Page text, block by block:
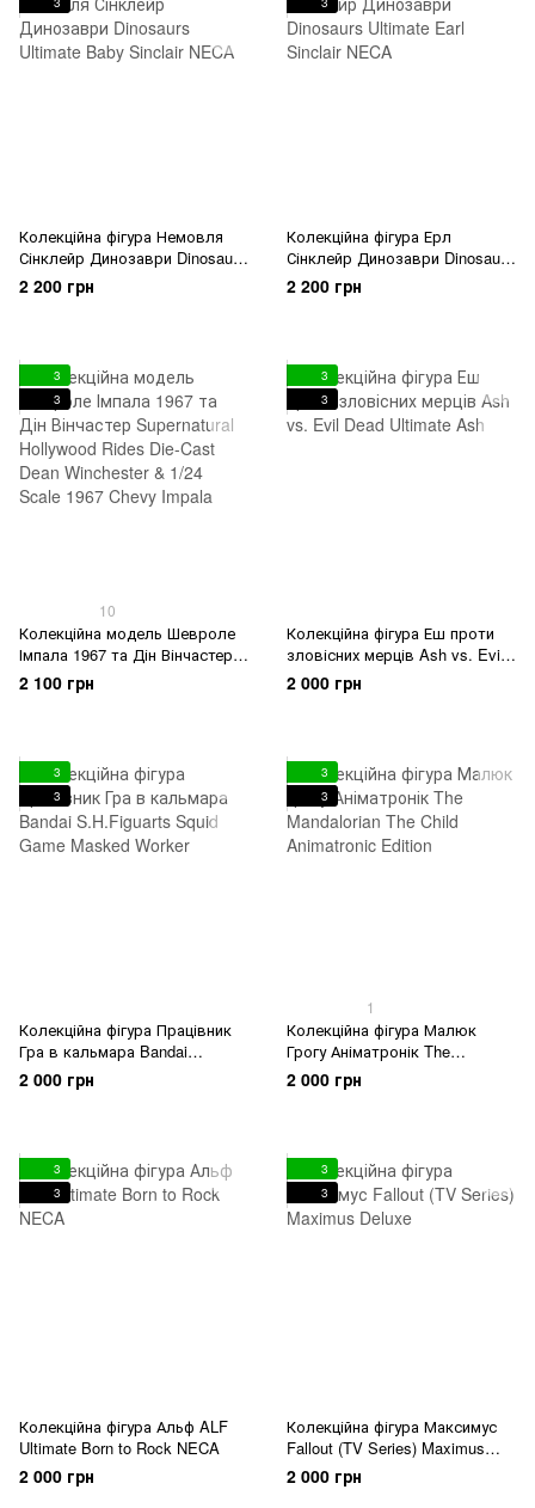
Колекційна фігура Немовля
Сінклейр Динозаври Dinosaurs
Ultimate Baby Sinclair NECA
2 200 грн
Колекційна фігура Ерл
Сінклейр Динозаври Dinosaurs
Ultimate Earl Sinclair NECA
2 200 грн
3
3
10
Колекційна модель Шевроле
Імпала 1967 та Дін Вінчастер
Supernatural Hollywood Rides
Die-Cast Dean Winchester &
2 100 грн
3
3
Колекційна фігура Еш проти
зловісних мерців Ash vs. Evil
Dead Ultimate Ash
2 000 грн
3
3
Колекційна фігура Працівник
Гра в кальмара Bandai
S.H.Figuarts Squid Game
Masked Worker
2 000 грн
3
3
1
Колекційна фігура Малюк
Грогу Аніматронік The
Mandalorian The Child
Animatronic Edition
2 000 грн
3
3
Колекційна фігура Альф ALF
Ultimate Born to Rock NECA
2 000 грн
3
3
Колекційна фігура Максимус
Fallout (TV Series) Maximus
Deluxe
2 000 грн